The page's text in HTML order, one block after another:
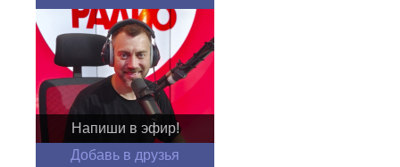
Напиши в эфир!
Добавь в друзья